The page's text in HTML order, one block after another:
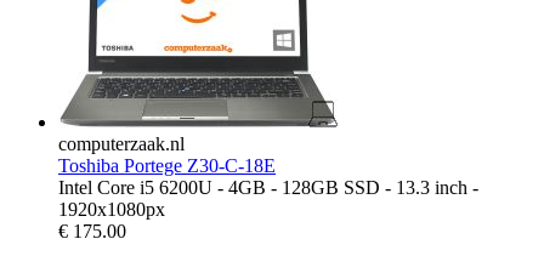
computerzaak.nl
Toshiba Portege Z30-C-18E
Intel Core i5 6200U - 4GB - 128GB SSD - 13.3 inch -
1920x1080px
€ 175.00